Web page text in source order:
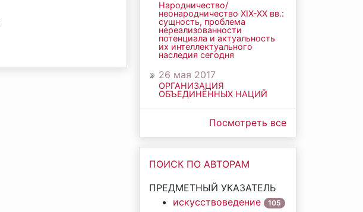
Народничество/
неонародничество ХIХ-ХХ вв.:
сущность, проблема
нереализованности
потенциала и актуальность
их интеллектуального
наследия сегодня
26 мая 2017
ОРГАНИЗАЦИЯ
ОБЪЕДИНЁННЫХ НАЦИЙ
Посмотреть все
ПОИСК ПО АВТОРАМ
ПРЕДМЕТНЫЙ УКАЗАТЕЛЬ
искусствоведение
105